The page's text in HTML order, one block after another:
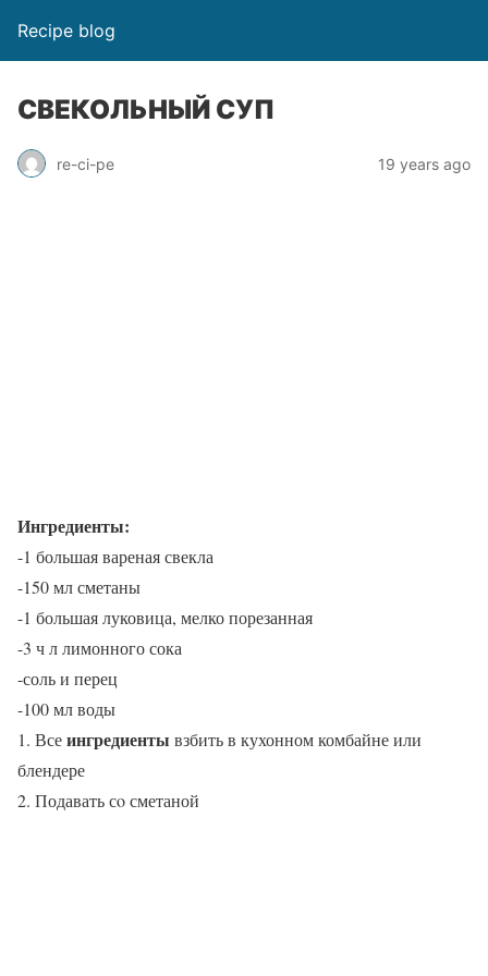
Recipe blog
СВЕКОЛЬНЫЙ СУП
re-ci-pe 19 years ago
Ингредиенты:
-1 большая вареная свекла
-150 мл сметаны
-1 большая луковица, мелко порезанная
-3 ч л лимонного сока
-соль и перец
-100 мл воды
1. Всеингредиенты взбить в кухонном комбайне или
блендере
2. Подавать сo сметаной